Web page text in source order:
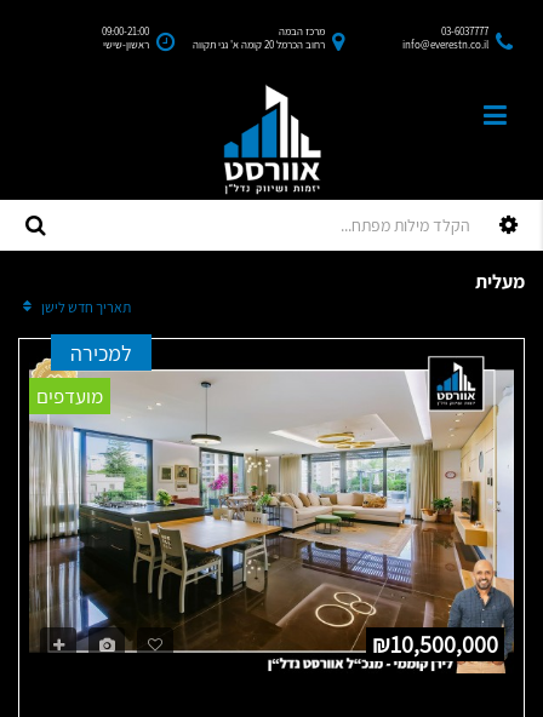
09:00-21:00
ראשון-שישי
מרכז הבמה
רחוב הכרמל 20 קומה א' גני תקווה
03-6037777
info@everestn.co.il
מעלית
תאריך חדש לישן
מועדפים
למכירה
₪10,500,000